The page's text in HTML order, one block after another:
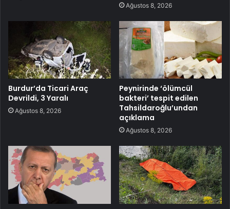
Ağustos 8, 2026
Burdur’da Ticari Araç
Devrildi, 3 Yaralı
Ağustos 8, 2026
Peynirinde ‘ölümcül
bakteri’ tespit edilen
Tahsildaroğlu’undan
açıklama
Ağustos 8, 2026